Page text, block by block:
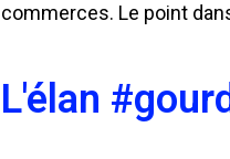
commerces. Le point
L'élan